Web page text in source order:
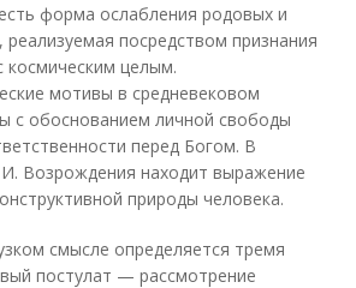
форма ослабления родовых и
реализуемая посредством признания
космическим целым.
мотивы в средневековом
с обоснованием личной свободы
перед Богом. В
Возрождения находит выражение
природы человека.
смысле определяется тремя
постулат — рассмотрение